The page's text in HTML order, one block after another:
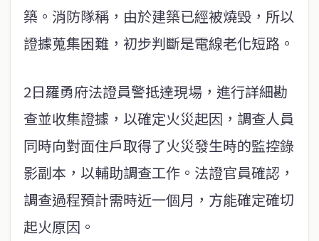
築。消防隊稱，由於建築已經被燒毀，所以
證據蒐集困難，初步判斷是電線老化短路。
2日羅勇府法證員警抵達現場，進行詳細勘
查並收集證據，以確定火災起因，調查人員
同時向對面住戶取得了火災發生時的監控錄
影副本，以輔助調查工作。法證官員確認，
調查過程預計需時近一個月，方能確定確切
起火原因。